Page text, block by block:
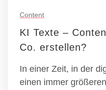
Content
KI Texte –
Co. erstellen?
In einer Zeit, in der
einen immer